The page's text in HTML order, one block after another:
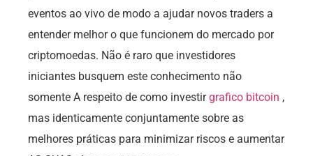
eventos ao vivo de modo a ajudar novos traders a
entender melhor o que funcionem do mercado por
criptomoedas. Não é raro que investidores
iniciantes busquem este conhecimento não
somente A respeito de como investirgrafico bitcoin ,
mas identicamente conjuntamente sobre as
melhores práticas para minimizar riscos e aumentar